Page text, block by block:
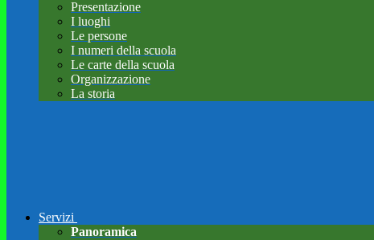
Presentazione
I luoghi
Le persone
I numeri della scuola
Le carte della scuola
Organizzazione
La storia
Servizi
Panoramica